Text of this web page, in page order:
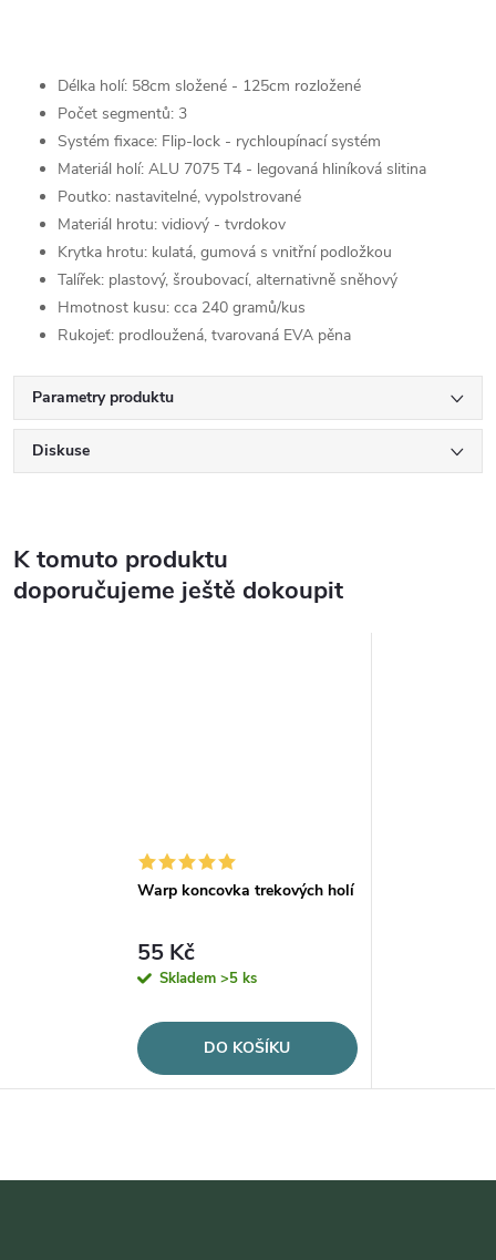
Délka holí: 58cm složené - 125cm rozložené
Počet segmentů: 3
Systém fixace: Flip-lock - rychloupínací systém
Materiál holí: ALU 7075 T4 - legovaná hliníková slitina
Poutko: nastavitelné, vypolstrované
Materiál hrotu: vidiový - tvrdokov
Krytka hrotu: kulatá, gumová s vnitřní podložkou
Talířek: plastový, šroubovací, alternativně sněhový
Hmotnost kusu: cca 240 gramů/kus
Rukojeť: prodloužená, tvarovaná EVA pěna
Parametry produktu
Diskuse
K tomuto produktu
doporučujeme ještě dokoupit
Warp koncovka trekových holí
55 Kč
Skladem >5 ks
DO KOŠÍKU